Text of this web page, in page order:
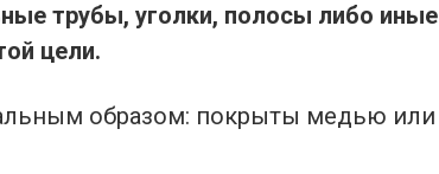
трубы, уголки, полосы либо иные
цели.
образом: покрыты медью или